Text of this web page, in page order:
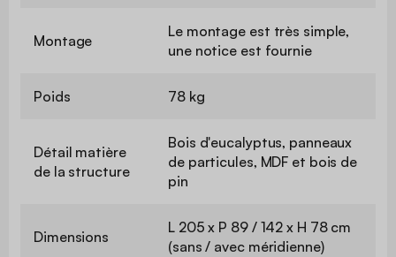
Montage
Le montage est très simple,
une notice est fournie
Poids 78 kg
Détail matière
de la structure
Bois d'eucalyptus, panneaux
de particules, MDF et bois de
pin
Dimensions
L 205 x P 89 / 142 x H 78 cm
(sans / avec méridienne)